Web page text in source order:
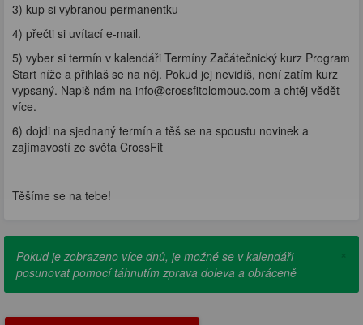
3) kup si vybranou permanentku
4) přečti si uvítací e-mail.
5) vyber si termín v kalendáři Termíny Začátečnický kurz Program
Start níže a přihlaš se na něj. Pokud jej nevidíš, není zatím kurz
vypsaný. Napiš nám na info@crossfitolomouc.com a chtěj vědět
více.
6) dojdi na sjednaný termín a těš se na spoustu novinek a
zajímavostí ze světa CrossFit
Těšíme se na tebe!
Pokud je zobrazeno více dnů, je možné se v kalendáři
posunovat pomocí táhnutím zprava doleva a obráceně